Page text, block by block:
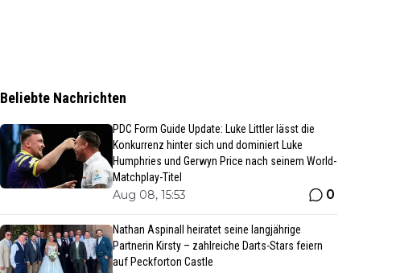
Beliebte Nachrichten
PDC Form Guide Update: Luke Littler lässt die
Konkurrenz hinter sich und dominiert Luke
Humphries und Gerwyn Price nach seinem World-
Matchplay-Titel
Aug 08, 15:53 0
Nathan Aspinall heiratet seine langjährige
Partnerin Kirsty – zahlreiche Darts-Stars feiern
auf Peckforton Castle